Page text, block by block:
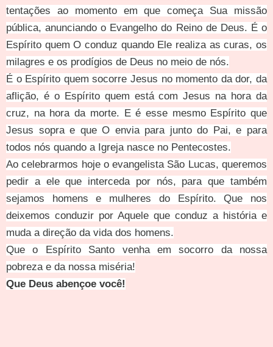
tentações ao momento em que começa Sua missão
pública, anunciando o Evangelho do Reino de Deus. É o
Espírito quem O conduz quando Ele realiza as curas, os
milagres e os prodígios de Deus no meio de nós.
É o Espírito quem socorre Jesus no momento da dor, da
aflição, é o Espírito quem está com Jesus na hora da
cruz, na hora da morte. E é esse mesmo Espírito que
Jesus sopra e que O envia para junto do Pai, e para
todos nós quando a Igreja nasce no Pentecostes.
Ao celebrarmos hoje o evangelista São Lucas, queremos
pedir a ele que interceda por nós, para que também
sejamos homens e mulheres do Espírito. Que nos
deixemos conduzir por Aquele que conduz a história e
muda a direção da vida dos homens.
Que o Espírito Santo venha em socorro da nossa
pobreza e da nossa miséria!
Que Deus abençoe você!